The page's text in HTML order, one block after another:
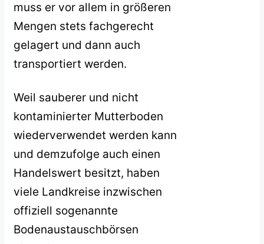
muss er vor allem in größeren
Mengen stets fachgerecht
gelagert und dann auch
transportiert werden.
Weil sauberer und nicht
kontaminierter Mutterboden
wiederverwendet werden kann
und demzufolge auch einen
Handelswert besitzt, haben
viele Landkreise inzwischen
offiziell sogenannte
Bodenaustauschbörsen